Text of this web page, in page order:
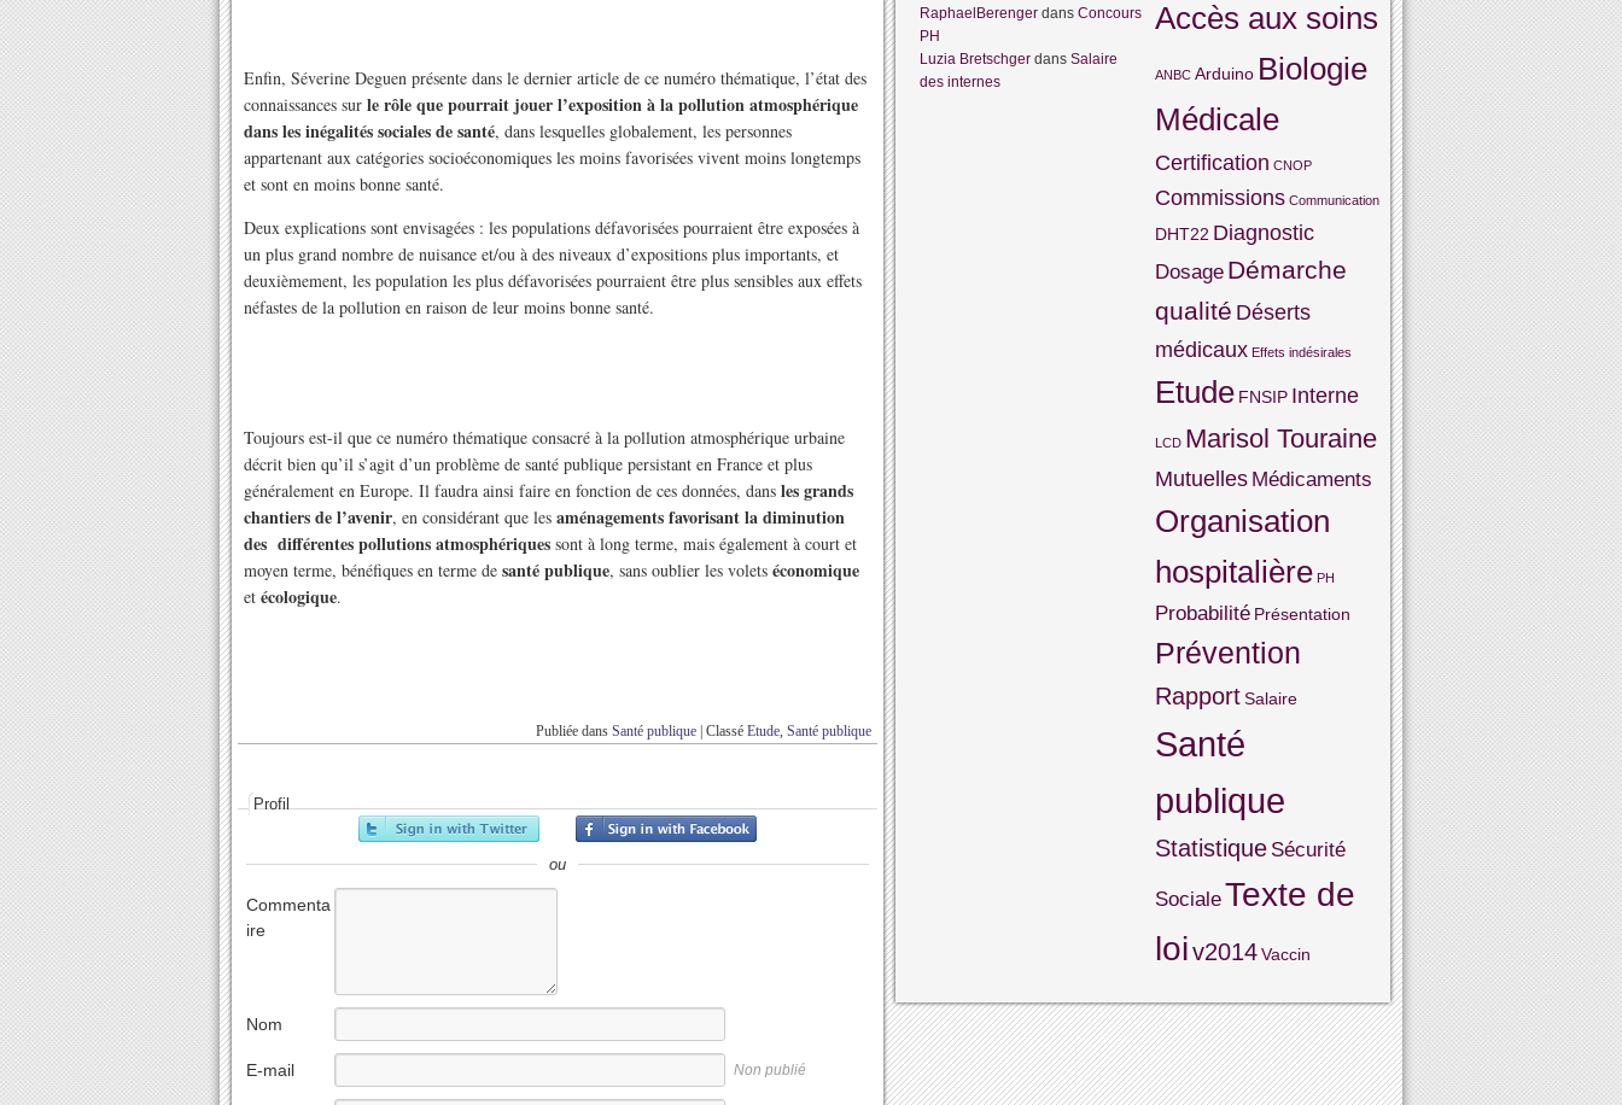
Enfin, Séverine Deguen présente dans le dernier article de ce numéro thématique, l’état des
connaissances sur le rôle que pourrait jouer l’exposition à la pollution atmosphérique
dans les inégalités sociales de santé, dans lesquelles globalement, les personnes
appartenant aux catégories socioéconomiques les moins favorisées vivent moins longtemps
et sont en moins bonne santé.
Deux explications sont envisagées : les populations défavorisées pourraient être exposées à
un plus grand nombre de nuisance et/ou à des niveaux d’expositions plus importants, et
deuxièmement, les population les plus défavorisées pourraient être plus sensibles aux effets
néfastes de la pollution en raison de leur moins bonne santé.
Toujours est-il que ce numéro thématique consacré à la pollution atmosphérique urbaine
décrit bien qu’il s’agit d’un problème de santé publique persistant en France et plus
généralement en Europe. Il faudra ainsi faire en fonction de ces données, dans les grands
chantiers de l’avenir, en considérant que les aménagements favorisant la diminution
des différentes pollutions atmosphériques sont à long terme, mais également à court et
moyen terme, bénéfiques en terme de santé publique, sans oublier les volets économique
et écologique.
Publiée dans Santé publique Classé Etude, Santé publique
Profil
ou
Commenta
ire
Nom
E-mail Non publié
RaphaelBerenger dans Concours
PH
Luzia Bretschger dans Salaire
des internes
Accès aux soins
ANBC Arduino Biologie
Médicale
Certification CNOP
Commissions Communication
DHT22 Diagnostic
Dosage Démarche
qualité Déserts
médicaux Effets indésirales
Etude FNSIP Interne
LCD Marisol Touraine
Mutuelles Médicaments
Organisation
hospitalière PH
Probabilité Présentation
Prévention
RapportSalaire
Santé
publique
Statistique Sécurité
SocialeTexte de
loiv2014Vaccin